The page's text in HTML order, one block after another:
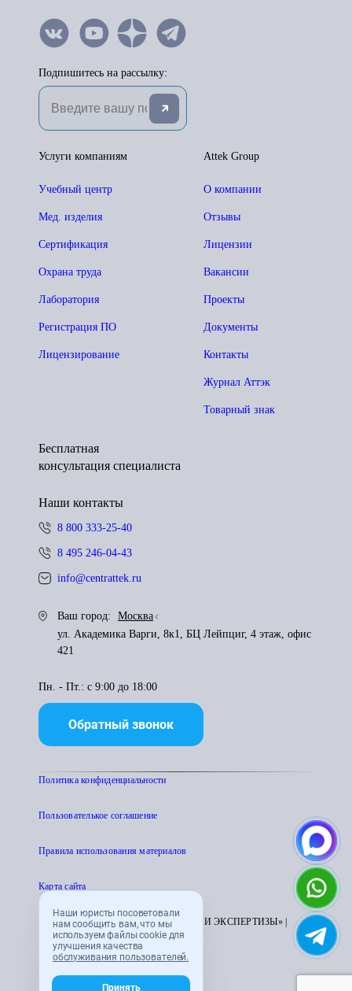
Наши юристы посоветовали
нам сообщить вам, что мы
используем файлы cookie для
улучшения качества
обслуживания пользователей.
Принять
Подпишитесь на рассылку:
Attek Group
О компании
Отзывы
Лицензии
Вакансии
Проекты
Документы
Контакты
Журнал Аттэк
Товарный знак
Услуги компаниям
Учебный центр
Мед. изделия
Сертификация
Охрана труда
Лаборатория
Регистрация ПО
Лицензирование
Бесплатная
консультация специалиста
Наши контакты
8 800 333-25-40
8 495 246-04-43
info@centrattek.ru
Ваш город:
Москва
ул. Академика Варги, 8к1, БЦ Лейпциг, 4 этаж, офис
421
Пн. - Пт.: с 9:00 до 18:00
Обратный звонок
Политика конфиденциальности
Пользователькое соглашение
Правила использования материалов
Карта сайта
© 1995 - 2026 «ЦЕНТР АТТЕСТАЦИИ И ЭКСПЕРТИЗЫ» |
CENTRATTEK.RU